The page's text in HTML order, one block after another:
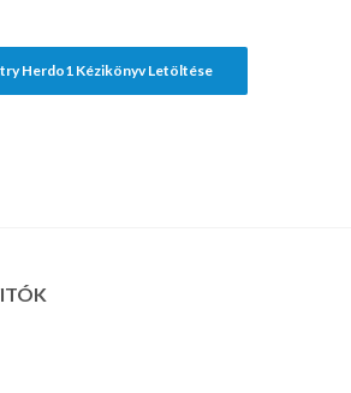
Herdo1 Kézikönyv Letöltése